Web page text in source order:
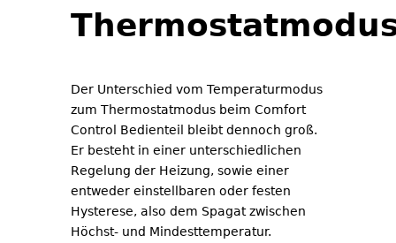
Der Unterschied vom Temperaturmodus
zum Thermostatmodus beim Comfort
Control Bedienteil bleibt dennoch groß.
Er besteht in einer unterschiedlichen
Regelung der Heizung, sowie einer
entweder einstellbaren oder festen
Hysterese, also dem Spagat zwischen
Höchst- und Mindesttemperatur.